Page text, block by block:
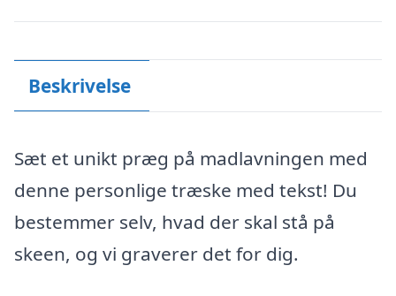
Beskrivelse
Sæt et unikt præg på madlavningen med
denne personlige træske med tekst! Du
bestemmer selv, hvad der skal stå på
skeen, og vi graverer det for dig.